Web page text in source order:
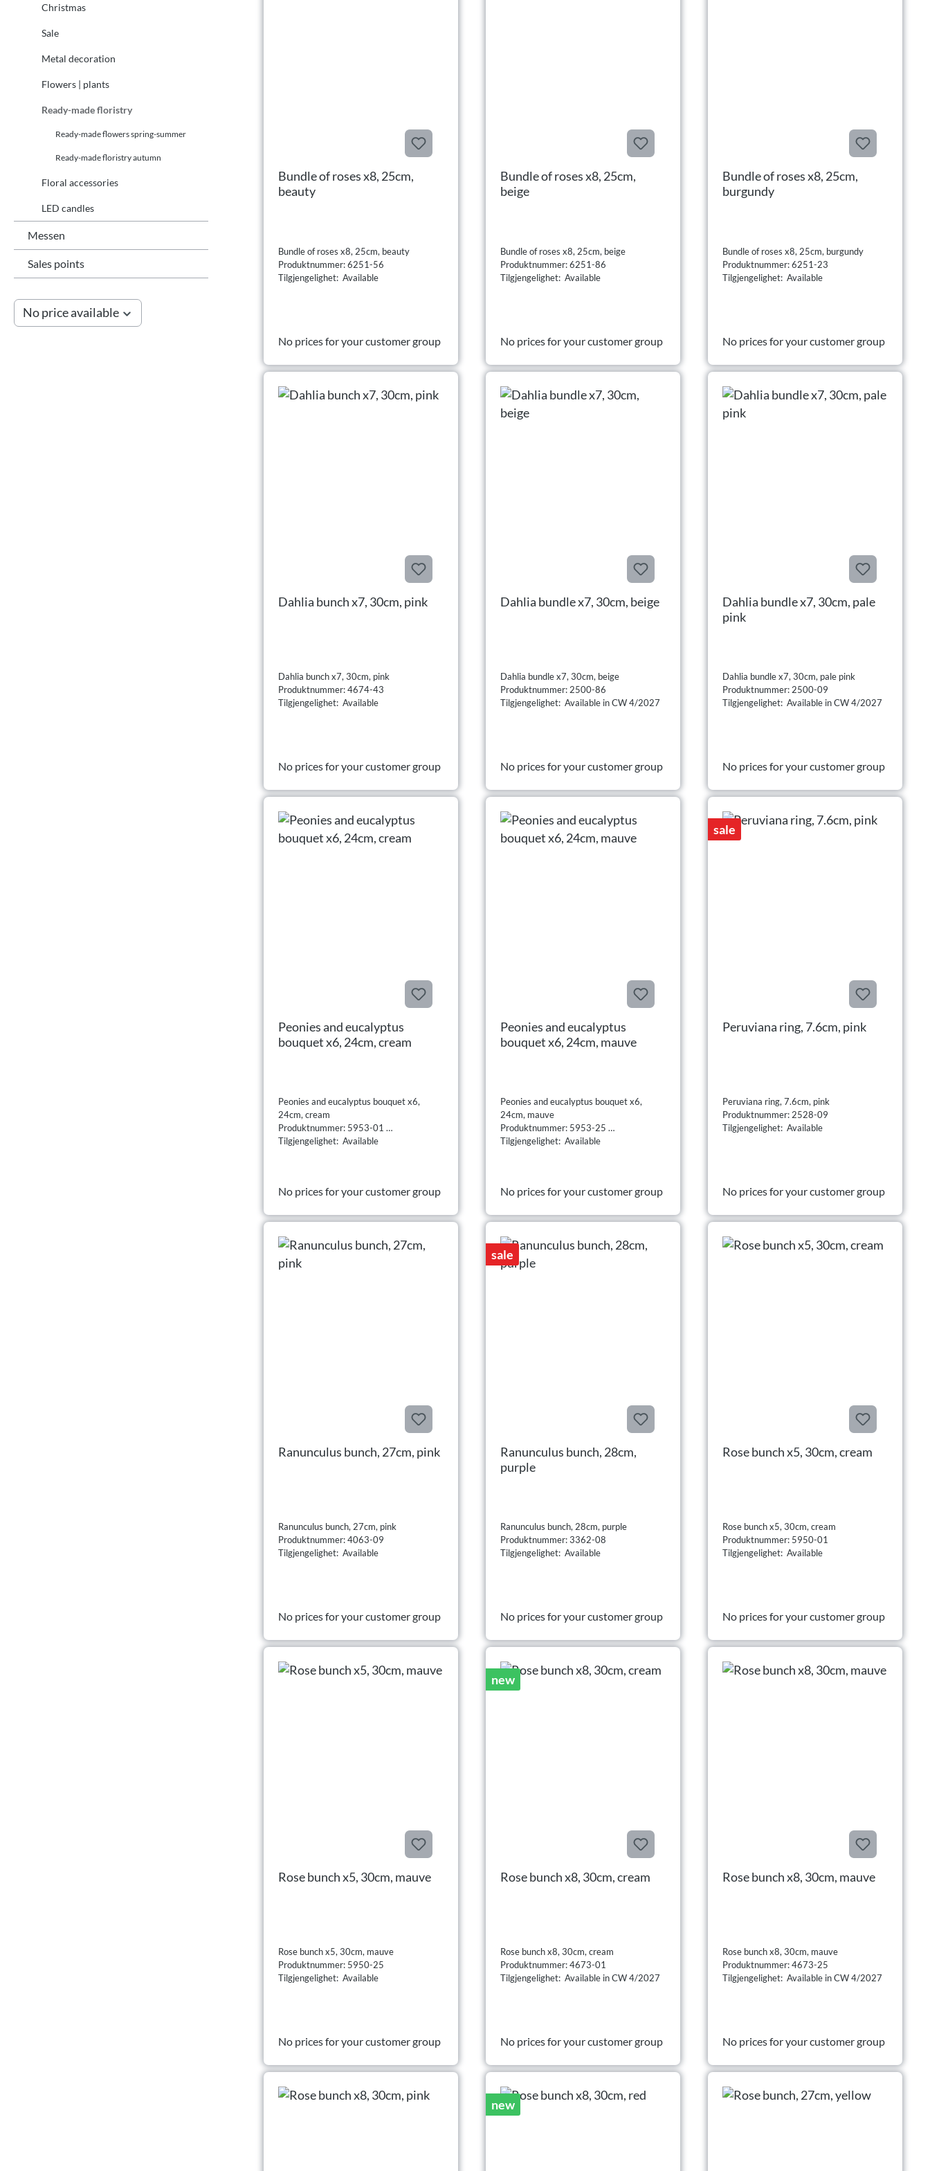
Christmas
Sale
Metal decoration
Flowers | plants
Ready-made floristry
Ready-made flowers spring-summer
Ready-made floristry autumn
Floral accessories
LED candles
Messen
Sales points
No price available
Bundle of roses x8, 25cm,
beauty
Bundle of roses x8, 25cm, beauty
Produktnummer: 6251-56
Tilgjengelighet: Available
No prices for your customer group
Bundle of roses x8, 25cm,
beige
Bundle of roses x8, 25cm, beige
Produktnummer: 6251-86
Tilgjengelighet: Available
No prices for your customer group
Bundle of roses x8, 25cm,
burgundy
Bundle of roses x8, 25cm, burgundy
Produktnummer: 6251-23
Tilgjengelighet: Available
No prices for your customer group
Dahlia bunch x7, 30cm, pink
Dahlia bunch x7, 30cm, pink
Produktnummer: 4674-43
Tilgjengelighet: Available
No prices for your customer group
Dahlia bundle x7, 30cm, beige
Dahlia bundle x7, 30cm, beige
Produktnummer: 2500-86
Tilgjengelighet: Available in CW 4/2027
No prices for your customer group
Dahlia bundle x7, 30cm, pale
pink
Dahlia bundle x7, 30cm, pale pink
Produktnummer: 2500-09
Tilgjengelighet: Available in CW 4/2027
No prices for your customer group
Peonies and eucalyptus
bouquet x6, 24cm, cream
Peonies and eucalyptus bouquet x6,
24cm, cream
Produktnummer: 5953-01
Tilgjengelighet: Available
No prices for your customer group
Peonies and eucalyptus
bouquet x6, 24cm, mauve
Peonies and eucalyptus bouquet x6,
24cm, mauve
Produktnummer: 5953-25
Tilgjengelighet: Available
No prices for your customer group
sale
Peruviana ring, 7.6cm, pink
Peruviana ring, 7.6cm, pink
Produktnummer: 2528-09
Tilgjengelighet: Available
No prices for your customer group
Ranunculus bunch, 27cm, pink
Ranunculus bunch, 27cm, pink
Produktnummer: 4063-09
Tilgjengelighet: Available
No prices for your customer group
sale
Ranunculus bunch, 28cm,
purple
Ranunculus bunch, 28cm, purple
Produktnummer: 3362-08
Tilgjengelighet: Available
No prices for your customer group
Rose bunch x5, 30cm, cream
Rose bunch x5, 30cm, cream
Produktnummer: 5950-01
Tilgjengelighet: Available
No prices for your customer group
Rose bunch x5, 30cm, mauve
Rose bunch x5, 30cm, mauve
Produktnummer: 5950-25
Tilgjengelighet: Available
No prices for your customer group
new
Rose bunch x8, 30cm, cream
Rose bunch x8, 30cm, cream
Produktnummer: 4673-01
Tilgjengelighet: Available in CW 4/2027
No prices for your customer group
Rose bunch x8, 30cm, mauve
Rose bunch x8, 30cm, mauve
Produktnummer: 4673-25
Tilgjengelighet: Available in CW 4/2027
No prices for your customer group
new